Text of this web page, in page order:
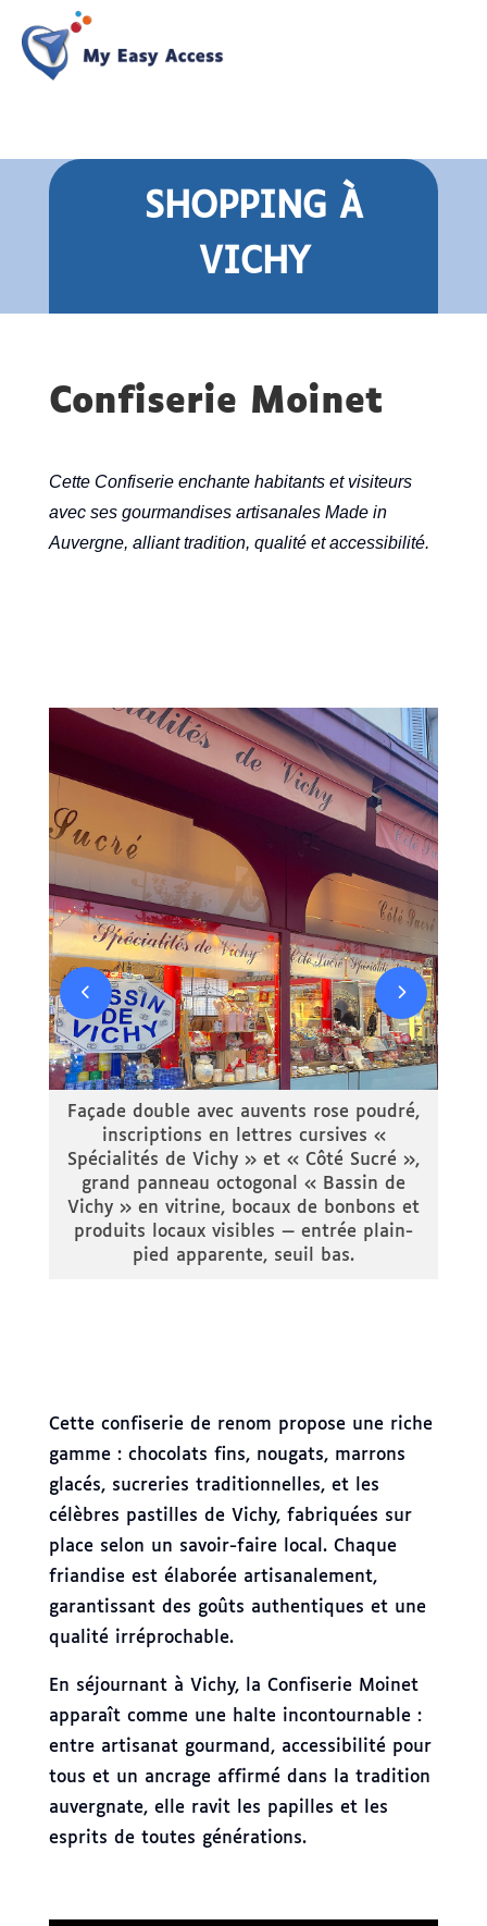
SHOPPINGÀ
VICHY
Confiserie Moinet
Cette Confiserie enchante habitants et visiteurs
avec ses gourmandises artisanales Made in
Auvergne, alliant tradition, qualité et accessibilité.
Façade double avec auvents rose poudré,
inscriptions en lettres cursives «
Spécialités de Vichy » et « Côté Sucré »,
grand panneau octogonal « Bassin de
Vichy » en vitrine, bocaux de bonbons et
produits locaux visibles — entrée plain-
pied apparente, seuil bas.
Cette confiserie de renom propose une riche
gamme : chocolats fins, nougats, marrons
glacés, sucreries traditionnelles, et les
célèbres pastilles de Vichy, fabriquées sur
place selon un savoir-faire local. Chaque
friandise est élaborée artisanalement,
garantissant des goûts authentiques et une
qualité irréprochable.
En séjournant à Vichy, la Confiserie Moinet
apparaît comme une halte incontournable :
entre artisanat gourmand, accessibilité pour
tous et un ancrage affirmé dans la tradition
auvergnate, elle ravit les papilles et les
esprits de toutes générations.